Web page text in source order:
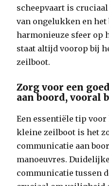
scheepvaart is
van ongelukken en het
harmonieuze sfeer op
staat altijd voorop bij
zeilboot.
Zorg voor een
aan boord, vooral
Een essentiële tip voor
kleine zeilboot is het
communicatie aan
manoeuvres.
communicatie tussen